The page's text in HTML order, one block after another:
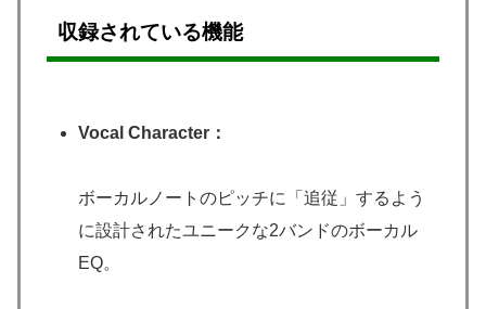
収録されている機能
Vocal Character：
ボーカルノートのピッチに「追従」するよう
に設計されたユニークな2バンドのボーカル
EQ。